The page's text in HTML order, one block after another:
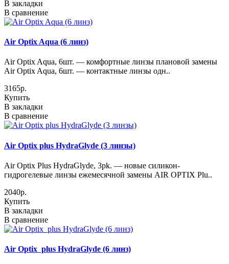
В закладки
В сравнение
Air Optix Aqua (6 линз)
Air Optix Aqua, 6шт. — комфортные линзы плановой замены
Air Optix Aqua, 6шт. — контактные линзы одн..
3165р.
Купить
В закладки
В сравнение
Air Optix plus HydraGlyde (3 линзы)
Air Optix Plus HydraGlyde, 3pk. — новые силикон-
гидрогелевые линзы ежемесячной замены AIR OPTIX Plu..
2040р.
Купить
В закладки
В сравнение
Air Optix plus HydraGlyde (6 линз)